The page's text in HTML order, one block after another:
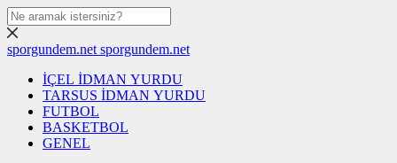
sporgundem.net sporgundem.net
İÇEL İDMAN YURDU
TARSUS İDMAN YURDU
FUTBOL
BASKETBOL
GENEL